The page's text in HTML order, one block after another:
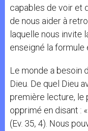
capables de voir et
de nous aider à
laquelle nous invite
enseigné la formule
Le monde a besoin
Dieu. De quel Dieu
première lecture, le
opprimé en disant :
(Ev. 35, 4). Nous